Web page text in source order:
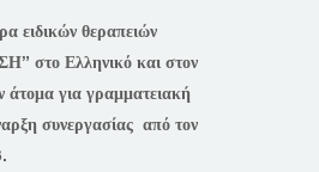
ειδικών θεραπειών
στο Ελληνικό και στον
άτομα για γραμματειακή
συνεργασίας από τον